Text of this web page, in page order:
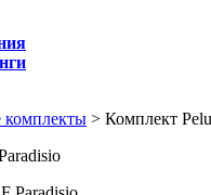
комплекты > Комплект